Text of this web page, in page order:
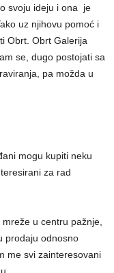
svoju ideju i ona je
uz njihovu pomoć i
Obrt. Obrt Galerija
se, dugo postojati sa
pa možda u
mogu kupiti neku
za rad
u centru pažnje,
prodaju odnosno
me svi zainteresovani